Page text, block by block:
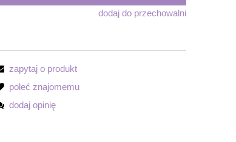
dodaj do przechowalni
zapytaj o produkt
poleć znajomemu
dodaj opinię